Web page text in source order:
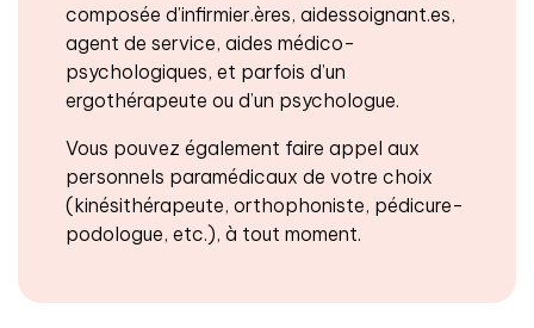
composée d’infirmier.ères, aidessoignant.es,
agent de service, aides médico-
psychologiques, et parfois d’un
ergothérapeute ou d’un psychologue.
Vous pouvez également faire appel aux
personnels paramédicaux de votre choix
(kinésithérapeute, orthophoniste, pédicure-
podologue, etc.), à tout moment.